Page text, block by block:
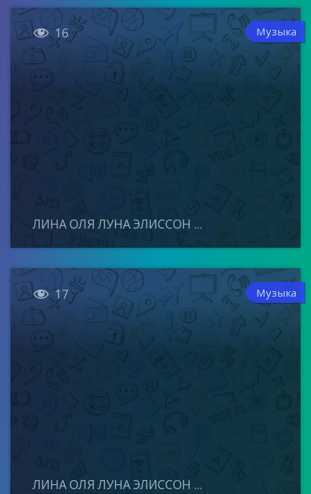
 16 Музыка
ЛИНА ОЛЯ ЛУНА ЭЛИССОН ...
 17 Музыка
ЛИНА ОЛЯ ЛУНА ЭЛИССОН ...